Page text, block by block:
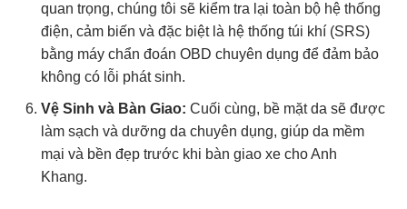
quan trọng, chúng tôi sẽ kiểm tra lại toàn bộ hệ thống
điện, cảm biến và đặc biệt là hệ thống túi khí (SRS)
bằng máy chẩn đoán OBD chuyên dụng để đảm bảo
không có lỗi phát sinh.
Vệ Sinh và Bàn Giao: Cuối cùng, bề mặt da sẽ được
làm sạch và dưỡng da chuyên dụng, giúp da mềm
mại và bền đẹp trước khi bàn giao xe cho Anh
Khang.